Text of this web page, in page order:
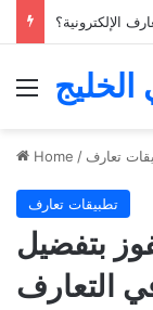
Menu
Home / تعارف
تطبيقات تعارف
بتفضيل
التعارف